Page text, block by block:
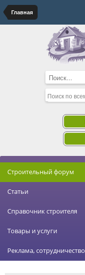
Главная
Строительный форум
Статьи
Справочник строителя
Товары и услуги
Реклама, сотрудничество